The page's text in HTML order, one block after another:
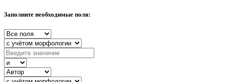
Заполните необходимые поля: